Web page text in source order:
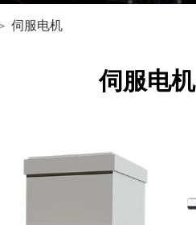
伺服电机
伺服电机